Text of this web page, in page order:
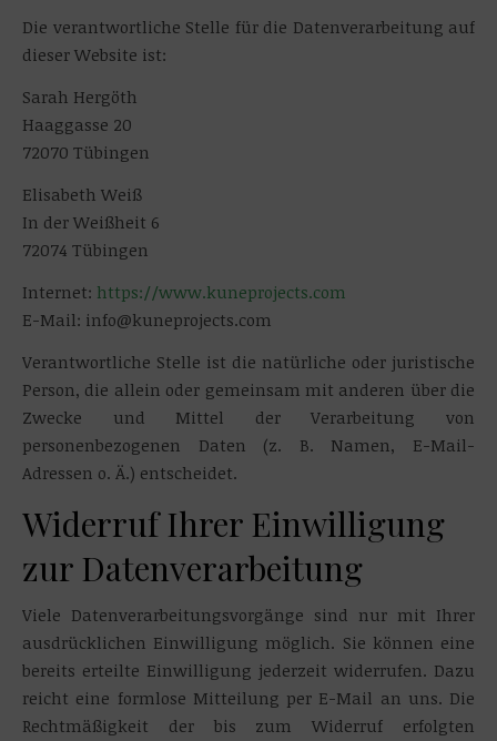
Die verantwortliche Stelle für die Datenverarbeitung auf
dieser Website ist:
Sarah Hergöth
Haaggasse 20
72070 Tübingen
Elisabeth Weiß
In der Weißheit 6
72074 Tübingen
Internet: https://www.kuneprojects.com
E-Mail: info@kuneprojects.com
Verantwortliche Stelle ist die natürliche oder juristische
Person, die allein oder gemeinsam mit anderen über die
Zwecke und Mittel der Verarbeitung von
personenbezogenen Daten (z. B. Namen, E-Mail-
Adressen o. Ä.) entscheidet.
Widerruf Ihrer Einwilligung
zur Datenverarbeitung
Viele Datenverarbeitungsvorgänge sind nur mit Ihrer
ausdrücklichen Einwilligung möglich. Sie können eine
bereits erteilte Einwilligung jederzeit widerrufen. Dazu
reicht eine formlose Mitteilung per E-Mail an uns. Die
Rechtmäßigkeit der bis zum Widerruf erfolgten